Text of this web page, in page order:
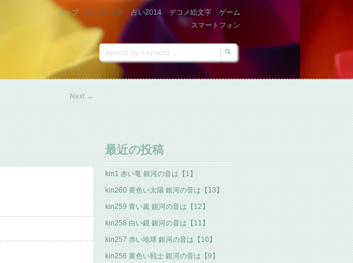
トップ 占い/マヤ暦 占い2014 デコメ絵文字
ゲーム
スマートフォン
Next →
最近の投稿
kin1 赤い竜 銀河の音は【1】
kin260 黄色い太陽 銀河の音は【13】
kin259 青い嵐 銀河の音は【12】
kin258 白い鏡 銀河の音は【11】
kin257 赤い地球 銀河の音は【10】
kin256 黄色い戦士 銀河の音は【9】